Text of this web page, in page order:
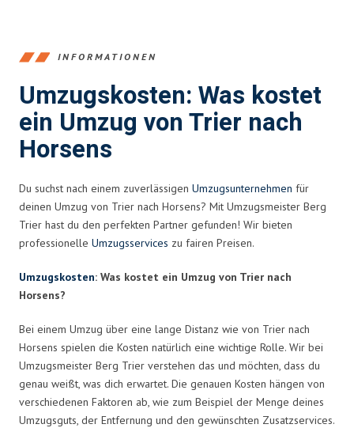
INFORMATIONEN
Umzugskosten: Was kostet
ein Umzug von Trier nach
Horsens
Du suchst nach einem zuverlässigen Umzugsunternehmen für
deinen Umzug von Trier nach Horsens? Mit Umzugsmeister Berg
Trier hast du den perfekten Partner gefunden! Wir bieten
professionelle Umzugsservices zu fairen Preisen.
Umzugskosten: Was kostet ein Umzug von Trier nach
Horsens?
Bei einem Umzug über eine lange Distanz wie von Trier nach
Horsens spielen die Kosten natürlich eine wichtige Rolle. Wir bei
Umzugsmeister Berg Trier verstehen das und möchten, dass du
genau weißt, was dich erwartet. Die genauen Kosten hängen von
verschiedenen Faktoren ab, wie zum Beispiel der Menge deines
Umzugsguts, der Entfernung und den gewünschten Zusatzservices.